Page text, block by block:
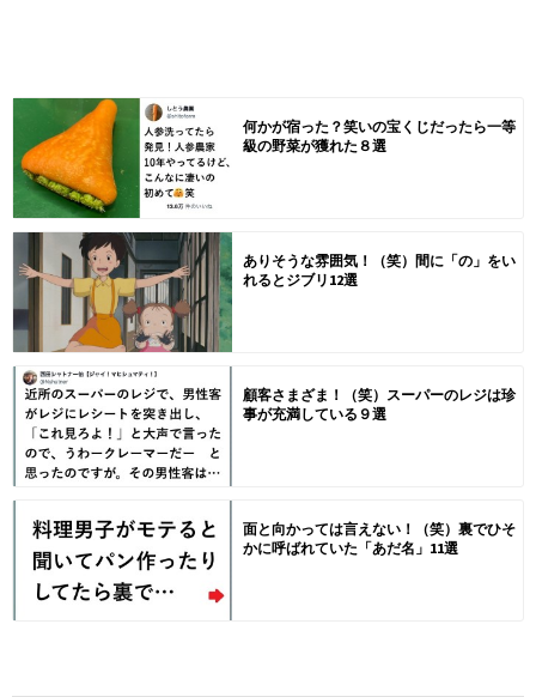
何かが宿った？笑いの宝くじだったら一等
級の野菜が獲れた８選
ありそうな雰囲気！（笑）間に「の」をい
れるとジブリ12選
顧客さまざま！（笑）スーパーのレジは珍
事が充満している９選
面と向かっては言えない！（笑）裏でひそ
かに呼ばれていた「あだ名」11選